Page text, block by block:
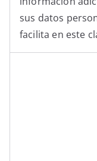
sus datos
facilita en este